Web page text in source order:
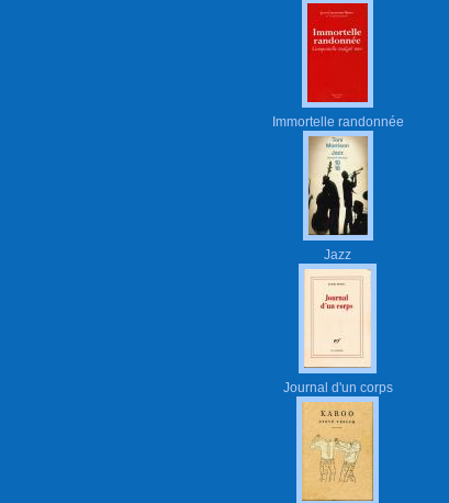
Immortelle randonnée
Jazz
Journal d'un corps